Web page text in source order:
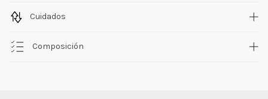
Cuidados
Composición